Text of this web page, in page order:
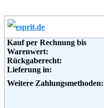
Weiterführende
Informationen:
Weitere Zahlungsmethoden:
Adresse:
Telefon:
Fax:
Kauf per Rechnung bis
Warenwert:
Rückgaberecht:
Lieferung in:
Weitere Zahlungsmethoden: